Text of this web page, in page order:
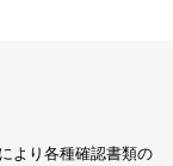
より各種確認書類の